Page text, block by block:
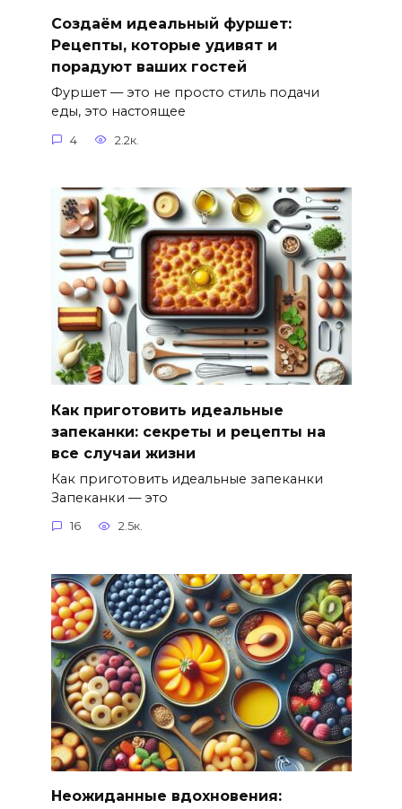
Создаём идеальный фуршет:
Рецепты, которые удивят и
порадуют ваших гостей
Фуршет — это не просто стиль подачи
еды, это настоящее
4 2.2к.
Как приготовить идеальные
запеканки: секреты и рецепты на
все случаи жизни
Как приготовить идеальные запеканки
Запеканки — это
16 2.5к.
Неожиданные вдохновения: